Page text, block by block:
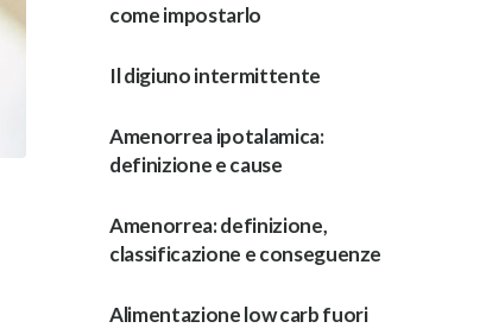
come impostarlo
Il digiuno intermittente
Amenorrea ipotalamica:
definizione e cause
Amenorrea: definizione,
classificazione e conseguenze
Alimentazione low carb fuori